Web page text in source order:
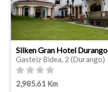
Silken Gran Hotel Durango
Gasteiz Bidea, 2 (Durango)
2,985.61 Km